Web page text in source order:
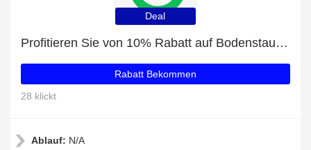
Deal
Profitieren Sie von 10% Rabatt auf Bodenstaubsauger mit Beutel und andere 88-Angebote
Rabatt Bekommen
28 klickt
Ablauf: N/A